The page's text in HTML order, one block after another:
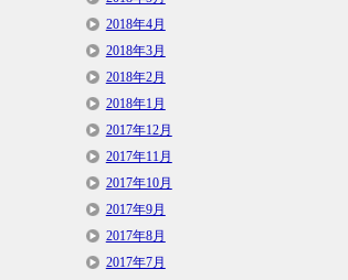
2018年4月
2018年3月
2018年2月
2018年1月
2017年12月
2017年11月
2017年10月
2017年9月
2017年8月
2017年7月